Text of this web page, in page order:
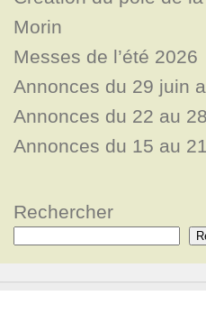
Morin
Messes de l’été 2026
Annonces du 29 juin
Annonces du 22 au
Annonces du 15 au
Rechercher